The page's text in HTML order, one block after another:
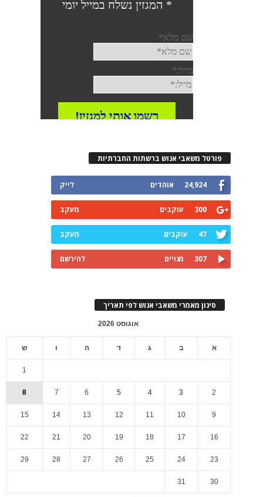
פורטל משאבי אנוש ברשתות החברתיות
24,924 אוהדים לייק
300 עוקבים מעקב
47 עוקבים מעקב
307 מנויים להירשם
סינון מאמרי משאבי אנוש לפי תאריך
אוגוסט 2026
א ב ג ד ה ו ש
1
2
3
4
5
6
7
8
9
10
11
12
13
14
15
16
17
18
19
20
21
22
23
24
25
26
27
28
29
30
31